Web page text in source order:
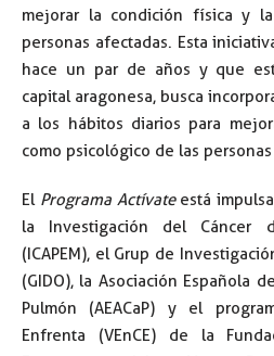
mejorar la condición física y
personas afectadas. Esta
hace un par de años y que
capital aragonesa, busca
a los hábitos diarios para
como psicológico de las
El Programa Actívateestá
la Investigación del Cáncer
(ICAPEM), el Grup de
(GIDO), la Asociación Española
Pulmón (AEACaP) y el
Enfrenta (VEnCE) de la